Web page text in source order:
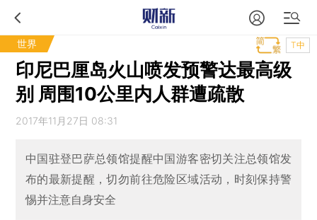
世界 T中
印尼巴厘岛火山喷发预警达最高级
别 周围10公里内人群遭疏散
2017年11月27日 08:31
中国驻登巴萨总领馆提醒中国游客密切关注总领馆发
布的最新提醒，切勿前往危险区域活动，时刻保持警
惕并注意自身安全